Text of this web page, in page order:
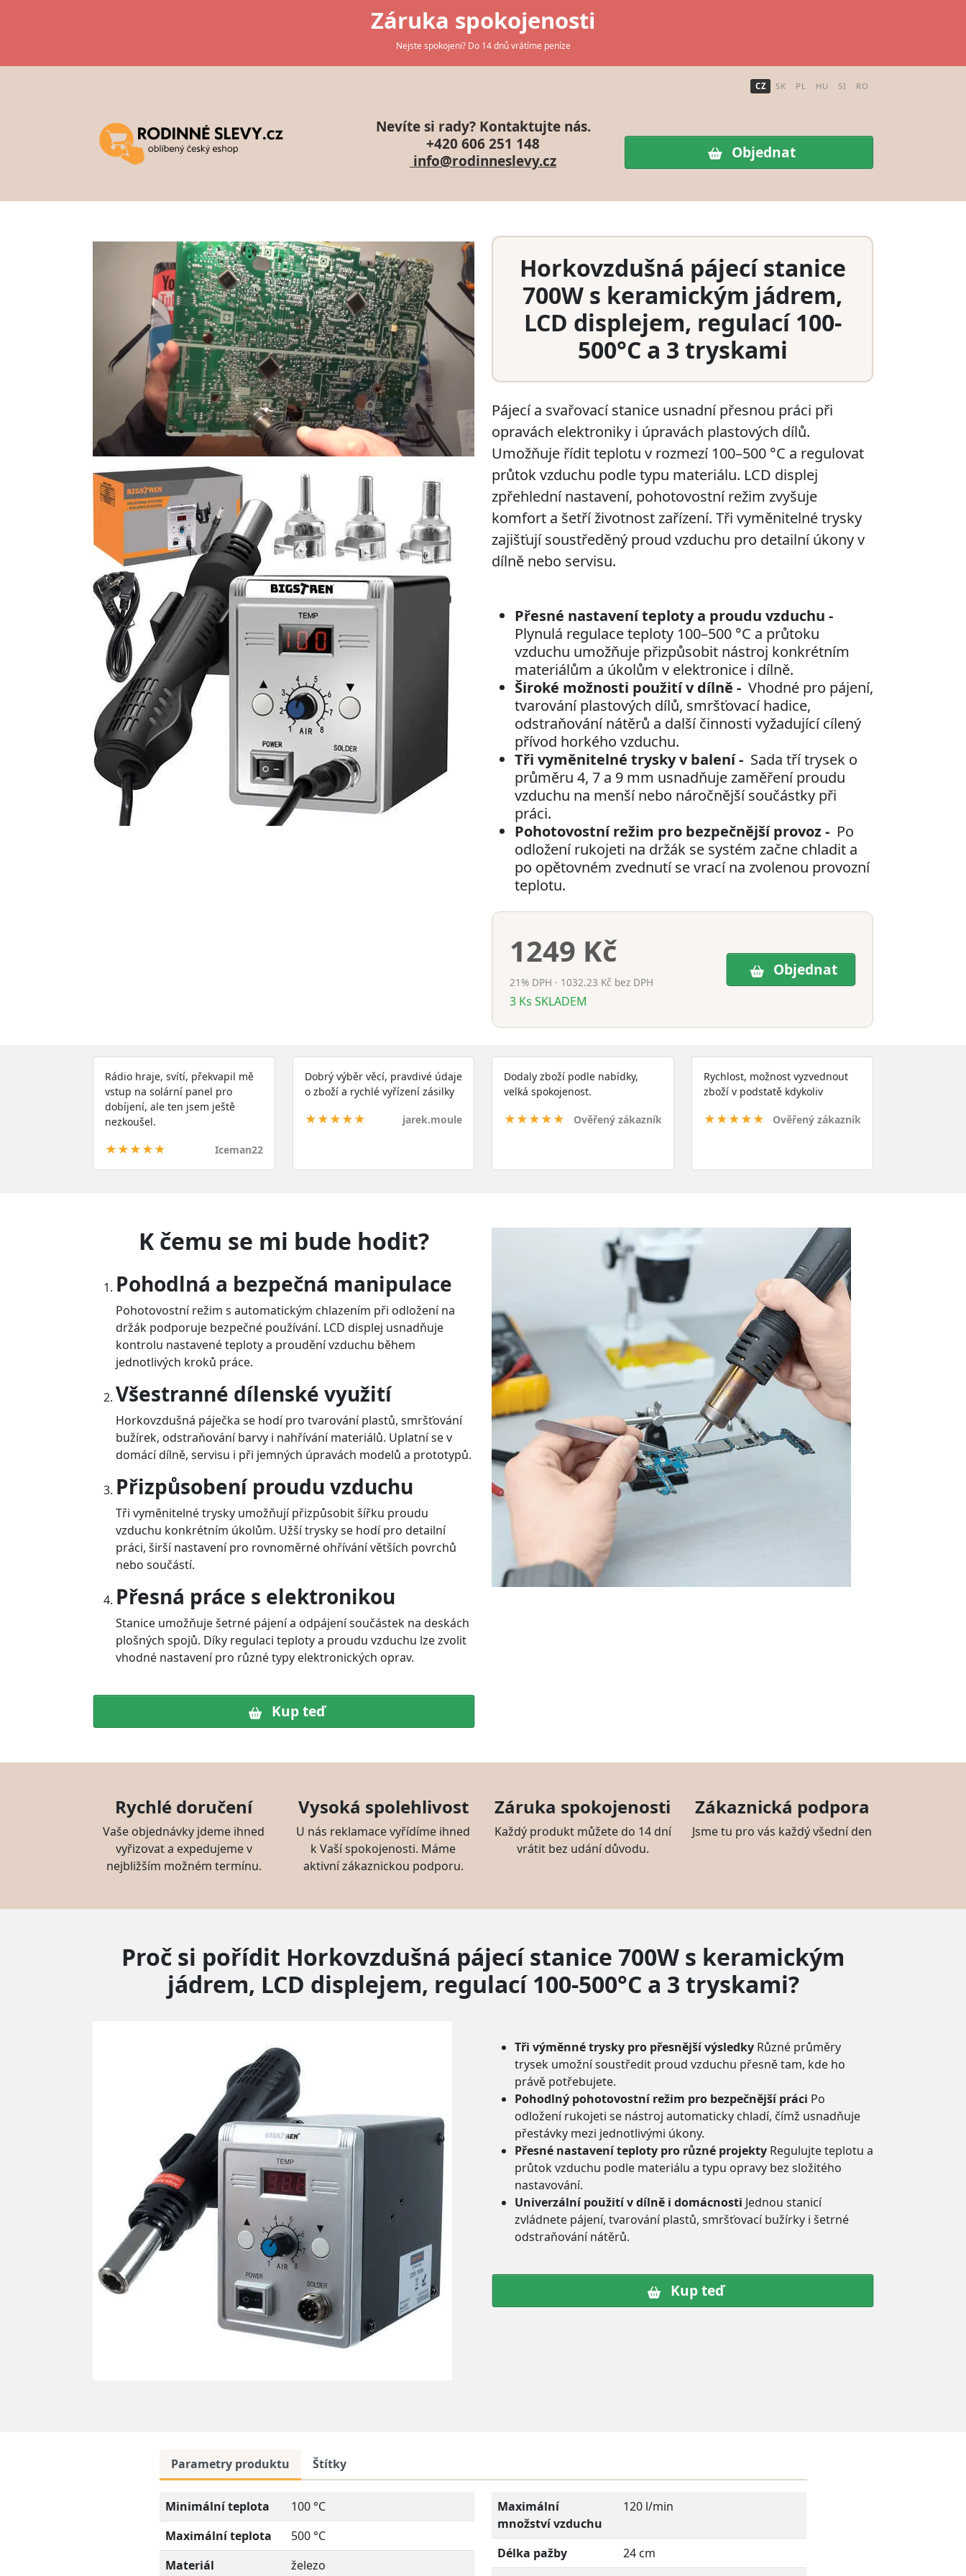
Záruka spokojenosti
Nejste spokojeni? Do 14 dnů vrátíme peníze
CZ SK PL HU SI RO
Nevíte si rady? Kontaktujte nás.
+420 606 251 148
info@rodinneslevy.cz
Objednat
Horkovzdušná pájecí stanice
700W s keramickým jádrem,
LCD displejem, regulací 100-
500°C a 3 tryskami
Pájecí a svařovací stanice usnadní přesnou práci při
opravách elektroniky i úpravách plastových dílů.
Umožňuje řídit teplotu v rozmezí 100–500 °C a regulovat
průtok vzduchu podle typu materiálu. LCD displej
zpřehlední nastavení, pohotovostní režim zvyšuje
komfort a šetří životnost zařízení. Tři vyměnitelné trysky
zajišťují soustředěný proud vzduchu pro detailní úkony v
dílně nebo servisu.
Přesné nastavení teploty a proudu vzduchu -
Plynulá regulace teploty 100–500 °C a průtoku
vzduchu umožňuje přizpůsobit nástroj konkrétním
materiálům a úkolům v elektronice i dílně.
Široké možnosti použití v dílně - Vhodné pro pájení,
tvarování plastových dílů, smršťovací hadice,
odstraňování nátěrů a další činnosti vyžadující cílený
přívod horkého vzduchu.
Tři vyměnitelné trysky v balení - Sada tří trysek o
průměru 4, 7 a 9 mm usnadňuje zaměření proudu
vzduchu na menší nebo náročnější součástky při
práci.
Pohotovostní režim pro bezpečnější provoz - Po
odložení rukojeti na držák se systém začne chladit a
po opětovném zvednutí se vrací na zvolenou provozní
teplotu.
1249 Kč
21% DPH · 1032.23 Kč bez DPH
3 Ks SKLADEM
Objednat
Rádio hraje, svítí, překvapil mě
vstup na solární panel pro
dobíjení, ale ten jsem ještě
nezkoušel.
★★★★★ Iceman22
Dobrý výběr věcí, pravdivé údaje
o zboží a rychlé vyřízení zásilky
★★★★★ jarek.moule
Dodaly zboží podle nabídky,
velká spokojenost.
★★★★★ Ověřený zákazník
Rychlost, možnost vyzvednout
zboží v podstatě kdykoliv
★★★★★ Ověřený zákazník
K čemu se mi bude hodit?
Pohodlná a bezpečná manipulace
Pohotovostní režim s automatickým chlazením při odložení na
držák podporuje bezpečné používání. LCD displej usnadňuje
kontrolu nastavené teploty a proudění vzduchu během
jednotlivých kroků práce.
Všestranné dílenské využití
Horkovzdušná páječka se hodí pro tvarování plastů, smršťování
bužírek, odstraňování barvy i nahřívání materiálů. Uplatní se v
domácí dílně, servisu i při jemných úpravách modelů a prototypů.
Přizpůsobení proudu vzduchu
Tři vyměnitelné trysky umožňují přizpůsobit šířku proudu
vzduchu konkrétním úkolům. Užší trysky se hodí pro detailní
práci, širší nastavení pro rovnoměrné ohřívání větších povrchů
nebo součástí.
Přesná práce s elektronikou
Stanice umožňuje šetrné pájení a odpájení součástek na deskách
plošných spojů. Díky regulaci teploty a proudu vzduchu lze zvolit
vhodné nastavení pro různé typy elektronických oprav.
Kup teď
Rychlé doručení
Vaše objednávky jdeme ihned
vyřizovat a expedujeme v
nejbližším možném termínu.
Vysoká spolehlivost
U nás reklamace vyřídíme ihned
k Vaší spokojenosti. Máme
aktivní zákaznickou podporu.
Záruka spokojenosti
Každý produkt můžete do 14 dní
vrátit bez udání důvodu.
Zákaznická podpora
Jsme tu pro vás každý všední den
Proč si pořídit Horkovzdušná pájecí stanice 700W s keramickým
jádrem, LCD displejem, regulací 100-500°C a 3 tryskami?
Tři výměnné trysky pro přesnější výsledky Různé průměry
trysek umožní soustředit proud vzduchu přesně tam, kde ho
právě potřebujete.
Pohodlný pohotovostní režim pro bezpečnější práci Po
odložení rukojeti se nástroj automaticky chladí, čímž usnadňuje
přestávky mezi jednotlivými úkony.
Přesné nastavení teploty pro různé projekty Regulujte teplotu a
průtok vzduchu podle materiálu a typu opravy bez složitého
nastavování.
Univerzální použití v dílně i domácnosti Jednou stanicí
zvládnete pájení, tvarování plastů, smršťovací bužírky i šetrné
odstraňování nátěrů.
Kup teď
Parametry produktu Štítky
Minimální teplota
100 °C
Maximální teplota
500 °C
Materiál
železo
Maximální
množství vzduchu
120 l/min
Délka pažby
24 cm